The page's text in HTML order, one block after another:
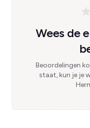
Wees de
Beoordelingen
staat, kun je je